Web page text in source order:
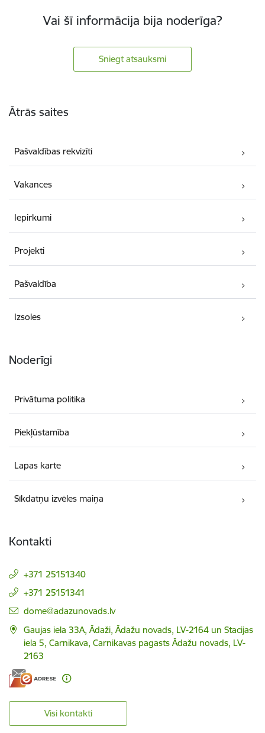
Vai šī informācija bija noderīga?
Sniegt atsauksmi
Ātrās saites
Pašvaldības rekvizīti
Vakances
Iepirkumi
Projekti
Pašvaldība
Izsoles
Noderīgi
Privātuma politika
Piekļūstamība
Lapas karte
Sīkdatņu izvēles maiņa
Kontakti
+371 25151340
+371 25151341
E-pasts:
dome@adazunovads.lv
Gaujas iela 33A, Ādaži, Ādažu novads, LV-2164 un Stacijas
iela 5, Carnikava, Carnikavas pagasts Ādažu novads, LV-
2163
Visi kontakti